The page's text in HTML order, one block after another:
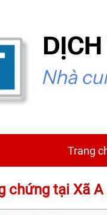
Trang
chứng tại Xã A